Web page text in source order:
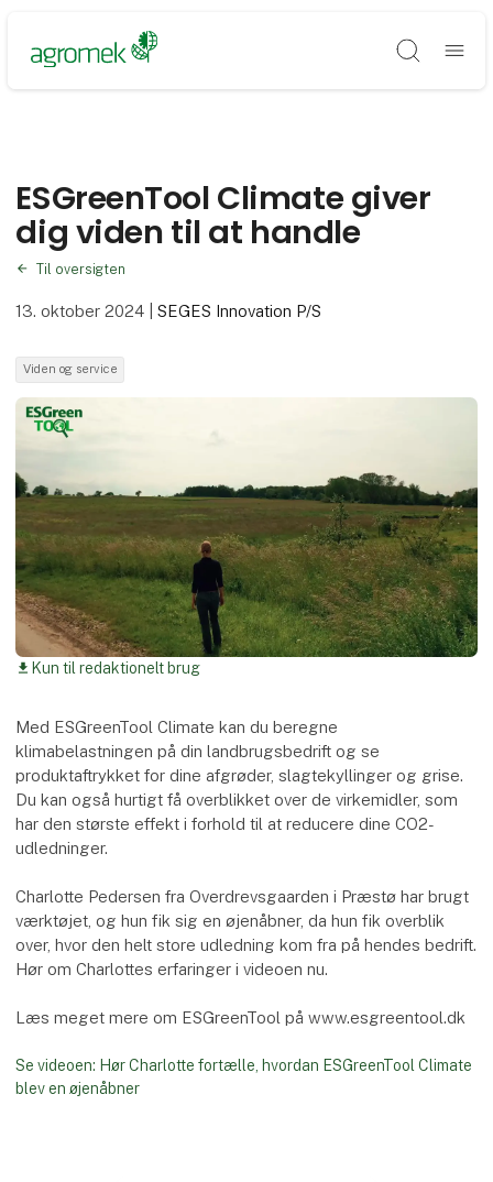
Søg
ESGreenTool Climate giver
dig viden til at handle
Til oversigten
13. oktober 2024 |SEGES Innovation P/S
Viden og service
download Kun til redaktionelt brug
Med ESGreenTool Climate kan du beregne
klimabelastningen på din landbrugsbedrift og se
produktaftrykket for dine afgrøder, slagtekyllinger og grise.
Du kan også hurtigt få overblikket over de virkemidler, som
har den største effekt i forhold til at reducere dine CO2-
udledninger.
Charlotte Pedersen fra Overdrevsgaarden i Præstø har brugt
værktøjet, og hun fik sig en øjenåbner, da hun fik overblik
over, hvor den helt store udledning kom fra på hendes bedrift.
Hør om Charlottes erfaringer i videoen nu.
Læs meget mere om ESGreenTool på www.esgreentool.dk
Se videoen: Hør Charlotte fortælle, hvordan ESGreenTool Climate
blev en øjenåbner